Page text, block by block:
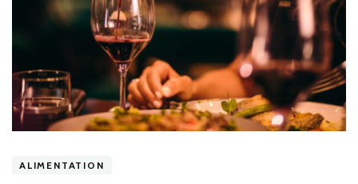
ALIMENTATION